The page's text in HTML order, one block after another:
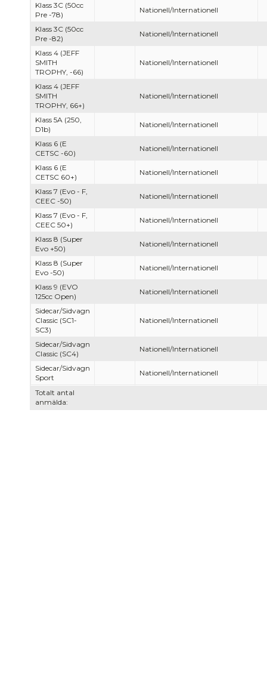
Totalt antal
anmälda:
Klass 3C (50cc
Pre -78)
Nationell/Internationell
Klass 3C (50cc
Pre -82)
Nationell/Internationell
Klass 4 (JEFF
SMITH
TROPHY, -66)
Nationell/Internationell
Klass 4 (JEFF
SMITH
TROPHY, 66+)
Nationell/Internationell
Klass 5A (250,
D1b)
Nationell/Internationell
Klass 6 (E
CETSC -60)
Nationell/Internationell
Klass 6 (E
CETSC 60+)
Nationell/Internationell
Klass 7 (Evo - F,
CEEC -50)
Nationell/Internationell
Klass 7 (Evo - F,
CEEC 50+)
Nationell/Internationell
Klass 8 (Super
Evo +50)
Nationell/Internationell
Klass 8 (Super
Evo -50)
Nationell/Internationell
Klass 9 (EVO
125cc Open)
Nationell/Internationell
Sidecar/Sidvagn
Classic (SC1-
SC3)
Nationell/Internationell
Sidecar/Sidvagn
Classic (SC4)
Nationell/Internationell
Sidecar/Sidvagn
Sport
Nationell/Internationell